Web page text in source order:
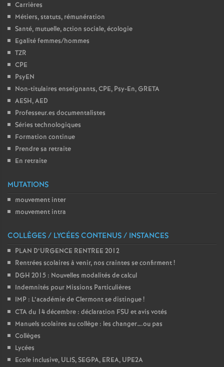
T
o
r
Carrières
Métiers, statuts, rémunération
Santé, mutuelle, action sociale, écologie
Egalité femmes/hommes
TZR
CPE
PsyEN
Non-titulaires enseignants, CPE, Psy-En, GRETA
AESH, AED
Professeur.es documentalistes
Séries technologiques
Formation continue
Prendre sa retraite
En retraite
MUTATIONS
mouvement inter
mouvement intra
COLLÈGES / LYCÉES CONTENUS / INSTANCES
PLAN D’URGENCE RENTREE 2012
Rentrées scolaires à venir, nos craintes se confirment!
DGH 2015 : Nouvelles modalités de calcul
Indemnités pour Missions Particulières
IMP : L’académie de Clermont se distingue!
CTA du 14 décembre : déclaration FSU et avis votés
Manuels scolaires au collège : les changer….ou pas
Collèges
Lycées
Ecole inclusive, ULIS, SEGPA, EREA, UPE2A